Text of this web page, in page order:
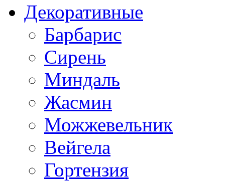
Декоративные
Барбарис
Сирень
Миндаль
Жасмин
Можжевельник
Вейгела
Гортензия